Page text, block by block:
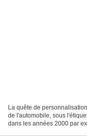
La quête de
de l'automobile, sous
dans les années 2000 par